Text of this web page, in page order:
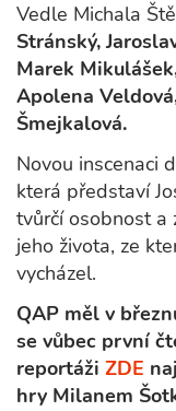
Vedle Michala
Stránský,
Marek
Apolena
Šmejkalová.
Novou inscenaci
která představí
tvůrčí osobnost a
jeho života, ze
vycházel.
QAP měl v
se vůbec první
reportáži ZDE
hry Milanem